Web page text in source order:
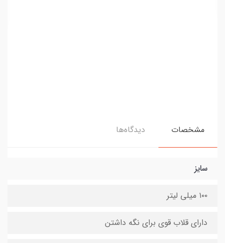
مشخصات دیدگاه‌ها
سایز
۱۰۰ میلی لیتر
دارای قلاب قوی برای نگه داشتن